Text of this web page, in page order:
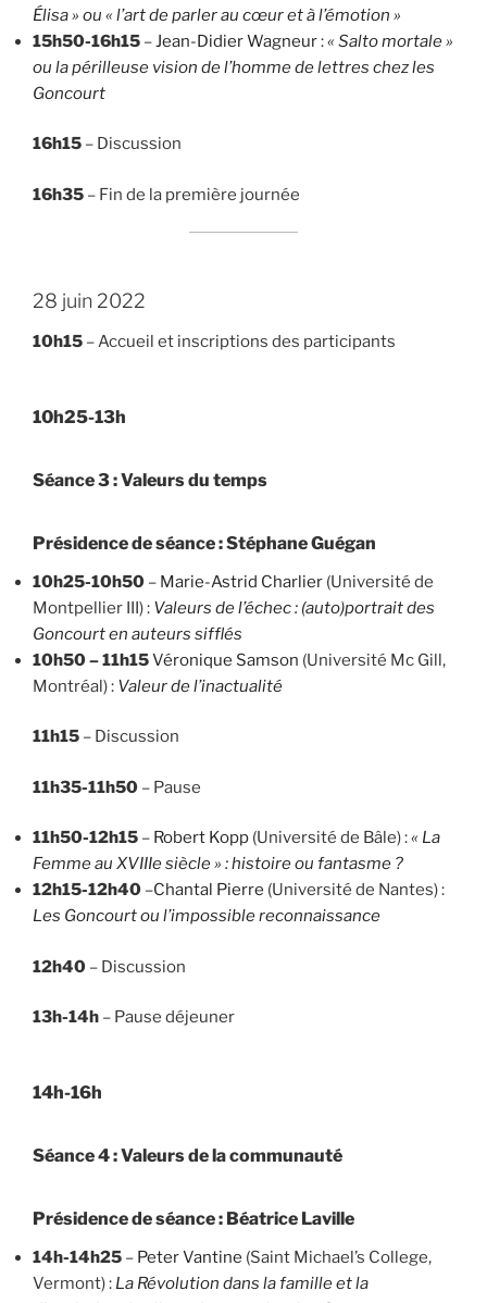
Élisa » ou « l’art de parler au cœur et à l’émotion »
15h50-16h15 –Jean-Didier Wagneur:« Salto mortale »
ou la périlleuse vision de l’homme de lettres chez les
Goncourt
16h15 – Discussion
16h35 – Fin de la première journée
28 juin 2022
10h15 – Accueil et inscriptions des participants
10h25-13h
Séance 3 : Valeurs du temps
Présidence de séance : Stéphane Guégan
10h25-10h50 – Marie-Astrid Charlier (Université de
Montpellier III) : Valeurs de l’échec : (auto)portrait des
Goncourt en auteurs sifflés
10h50 – 11h15Véronique Samson (Université Mc Gill,
Montréal) : Valeur de l’inactualité
11h15 – Discussion
11h35-11h50 – Pause
11h50-12h15 – Robert Kopp (Université de Bâle) :« La
Femme au XVIIIe siècle » : histoire ou fantasme ?
12h15-12h40 –Chantal Pierre (Université de Nantes) :
Les Goncourt ou l’impossible reconnaissance
12h40 – Discussion
13h-14h – Pause déjeuner
14h-16h
Séance 4 : Valeurs de la communauté
Présidence de séance : Béatrice Laville
14h-14h25 – Peter Vantine (Saint Michael’s College,
Vermont) : La Révolution dans la famille et la